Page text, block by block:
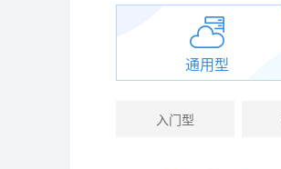
通用型
入门型